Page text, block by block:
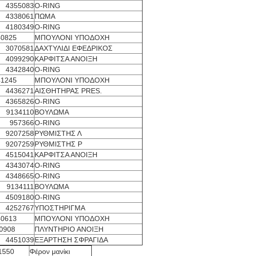
4355083O-RING
4338061 ΠΩΜΑ
4180349O-RING
ΜΠΟΥΛΟΝΙ ΥΠΟΔΟΧΗ
3070581 ΔΑΧΤΥΛΙΔΙ ΕΦΕΔΡΙΚΟΣ
4099290ΚΑΡΦΙΤΣΑ ΑΝΟΙΞΗ
4342840O-RING
ΜΠΟΥΛΟΝΙ ΥΠΟΔΟΧΗ
4436271 ΑΙΣΘΗΤΗΡΑΣ PRES.
4365826O-RING
9134110ΒΟΥΛΩΜΑ
957366O-RING
9207258ΡΥΘΜΙΣΤΗΣ Λ
9207259ΡΥΘΜΙΣΤΗΣ Ρ
4515041 ΚΑΡΦΙΤΣΑ ΑΝΟΙΞΗ
4343074O-RING
4348665O-RING
9134111 ΒΟΥΛΩΜΑ
4509180O-RING
4252767ΥΠΟΣΤΗΡΙΓΜΑ
ΜΠΟΥΛΟΝΙ ΥΠΟΔΟΧΗ
ΠΛΥΝΤΗΡΙΟ ΑΝΟΙΞΗ
4451039ΕΞΑΡΤΗΣΗ ΣΦΡΑΓΙΔΑ
Φέρον μανίκι